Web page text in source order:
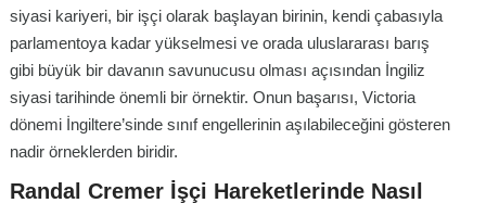
siyasi kariyeri, bir işçi olarak başlayan birinin, kendi çabasıyla
parlamentoya kadar yükselmesi ve orada uluslararası barış
gibi büyük bir davanın savunucusu olması açısından İngiliz
siyasi tarihinde önemli bir örnektir. Onun başarısı, Victoria
dönemi İngiltere’sinde sınıf engellerinin aşılabileceğini gösteren
nadir örneklerden biridir.
Randal Cremer İşçi Hareketlerinde Nasıl